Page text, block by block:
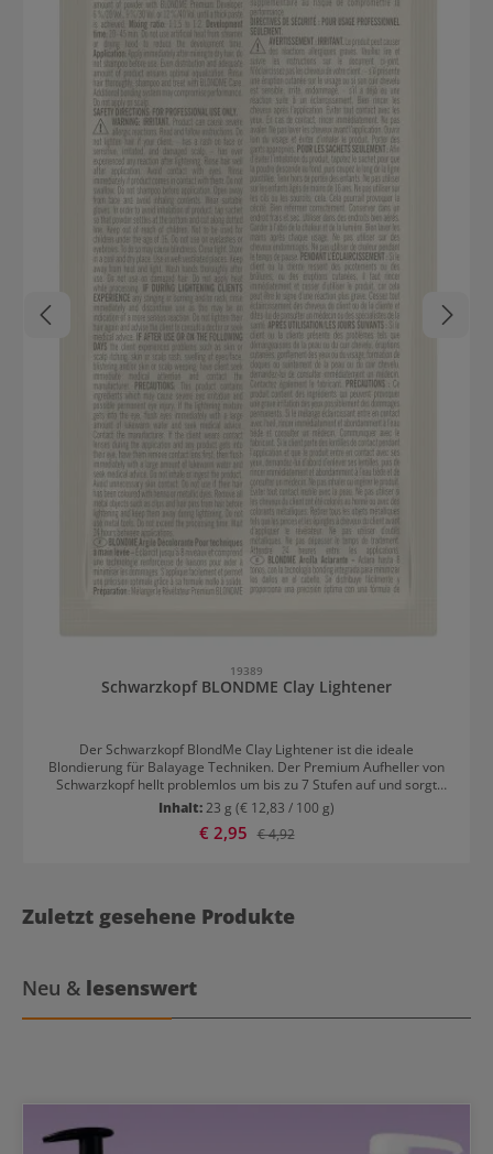
19389
Schwarzkopf BLONDME Clay Lightener
Der Schwarzkopf BlondMe Clay Lightener ist die ideale
Blondierung für Balayage Techniken. Der Premium Aufheller von
Schwarzkopf hellt problemlos um bis zu 7 Stufen auf und sorgt
dabei jedoch für maximale Haarschonung dank der integrierten
Enforcing Technologie ausgestattet, die für eine gestärkte
entstehen.Anwendungsempfehlung von Schwarzkopf BlondMe
Clay LightenerDie kaolin-basierte Blondierung lässt sich schnell
die Farbmasse nicht mit unbehandeltem Haar vermengt. Daher ist
keine Verwendung von Folien mehr nötig. Mit dem Premium Clay
Lightener werden nahtlose und zuverlässige Balayage-Ergebnisse
Stufen Aufhellung mit dem 6% 20 Vol. Entwickler verwenden. Für
Entwickler verwenden.Mischungsverhältnis 1:1,5 bis 1:2 20-45
Inhalt:23 g (€ 12,83 / 100 g)
Verkaufspreis:
€ 2,95 Regulärer Preis:
€ 4,92
Zuletzt gesehene Produkte
Neu & lesenswert